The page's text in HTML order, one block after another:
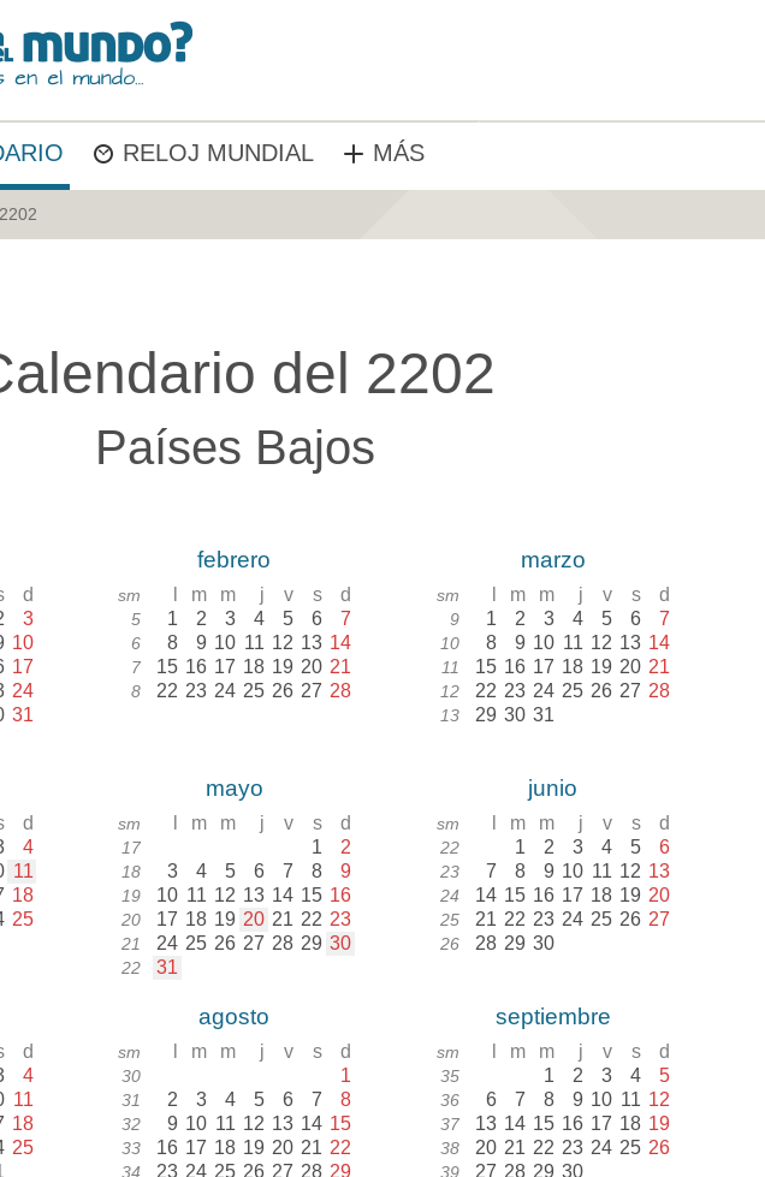
RELOJ MUNDIAL MÁS
del 2202
Países Bajos
d
3
10
17
24
31
febrero
sm m m j v s d
5 1 2 3 4 5 6 7
6 8 9 10 11 12 13 14
7 15 16 17 18 19 20 21
8 22 23 24 25 26 27 28
marzo
sm m m j v s d
9 1 2 3 4 5 6 7
10 8 9 10 11 12 13 14
11 15 16 17 18 19 20 21
12 22 23 24 25 26 27 28
13 29 30 31
d
4
11
18
25
mayo
sm m m j v s d
17 1 2
18 3 4 5 6 7 8 9
19 10 11 12 13 14 15 16
20 17 18 19 20 21 22 23
21 24 25 26 27 28 29 30
22 31
junio
sm m m j v s d
22 1 2 3 4 5 6
23 7 8 9 10 11 12 13
24 14 15 16 17 18 19 20
25 21 22 23 24 25 26 27
26 28 29 30
d
4
11
18
25
agosto
sm m m j v s d
30 1
31 2 3 4 5 6 7 8
32 9 10 11 12 13 14 15
33 16 17 18 19 20 21 22
34 23 24 25 26 27 28 29
septiembre
sm m m j v s d
35 1 2 3 4 5
36 6 7 8 9 10 11 12
37 13 14 15 16 17 18 19
38 20 21 22 23 24 25 26
39 27 28 29 30